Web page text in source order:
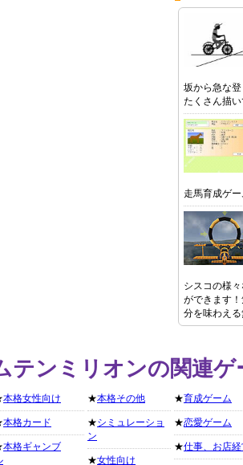
坂から急な
たくさん描
走馬育成ゲ
シスコの様
ができます
分を味わえ
テンミリオンの関連
本格女性向け
本格カード
本格ギャンブ
★本格その他
★シミュレーショ
ン
★女性向け
★育成ゲーム
★恋愛ゲーム
★仕事、お店